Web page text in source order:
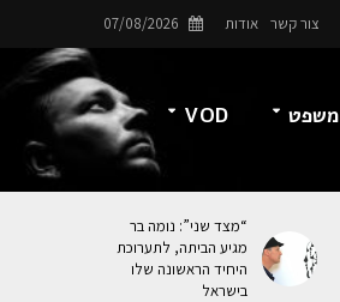
צור קשר אודות 07/08/2026
משפט VOD
“מצד שני”: נומה בר
מגיע הביתה, לתערוכת
היחיד הראשונה שלו
בישראל